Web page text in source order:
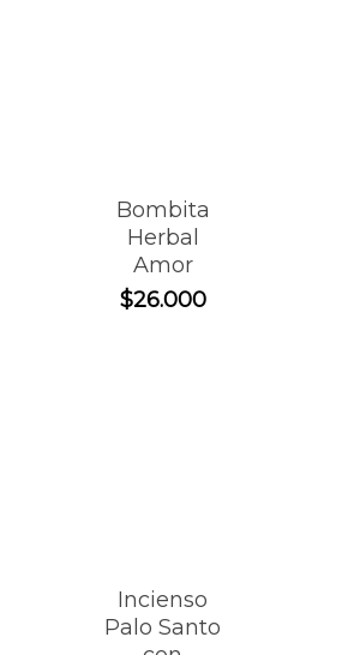
Bombita
Herbal
Amor
$26.000
Incienso
Palo Santo